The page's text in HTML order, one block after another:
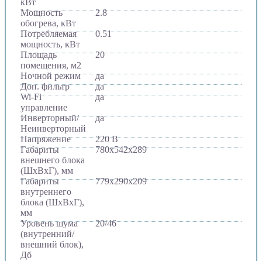
кВт
Мощность
обогрева, кВт
2.8
Потребляемая
мощность, кВт
0.51
Площадь
помещения, м2
20
Ночной режим
да
Доп. фильтр
да
Wi-Fi
управление
да
Инверторный/
Неинверторный
да
Напряжение
220 В
Габариты
внешнего блока
(ШхВхГ), мм
780х542х289
Габариты
внутреннего
блока (ШхВхГ),
мм
779х290х209
Уровень шума
(внутренний/
внешний блок),
Дб
20/46